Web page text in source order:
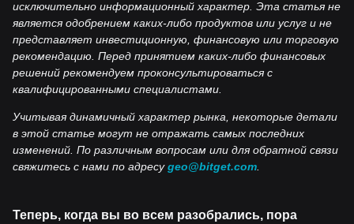
исключительно информационный характер. Эта статья не
является одобрением каких-либо продуктов или услуг и не
представляет инвестиционную, финансовую или торговую
рекомендацию. Перед принятием каких-либо финансовых
решений рекомендуем проконсультироваться с
квалифицированными специалистами.
Учитывая динамичный характер рынка, некоторые детали
в этой статье могут не отражать самых последних
изменений. По различным вопросам или для обратной связи
свяжитесь с нами по адресуgeo@bitget.com
Теперь, когда вы во всем разобрались, пора